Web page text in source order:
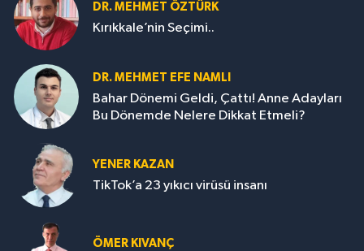
DR. MEHMET ÖZTÜRK
Kırıkkale’nin Seçimi..
DR. MEHMET EFE NAMLI
Bahar Dönemi Geldi, Çattı! Anne Adayları
Bu Dönemde Nelere Dikkat Etmeli?
YENER KAZAN
TikTok’a 23 yıkıcı virüsü insanı
ÖMER KIVANÇ